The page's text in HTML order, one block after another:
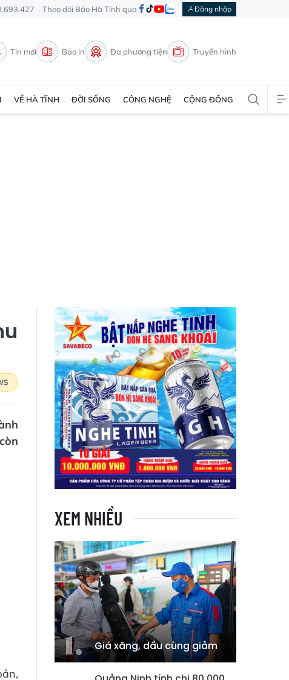
Theo dõi Báo Hà Tĩnh qua Đăng nhập
Tin mới Báo in Đa phương tiện Truyền hình
VỀ HÀ TĨNH ĐỜI SỐNG CÔNG NGHỆ CỘNG ĐỒNG
XEM NHIỀU
Giá xăng, dầu cùng giảm